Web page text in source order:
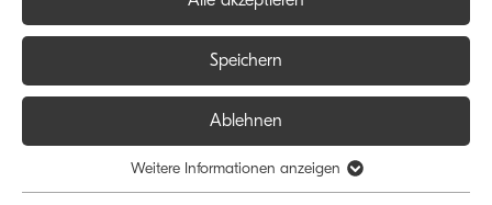
Speichern
Ablehnen
Weitere Informationen anzeigen